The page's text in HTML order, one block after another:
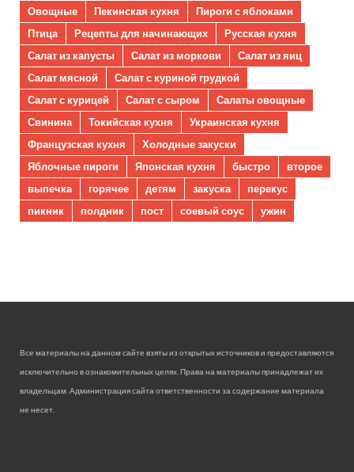
Овощные
Пекинская кухня
Пироги с яблоками
Птица
Рецепты для начинающих
Русская кухня
Салат из капусты
Салат из моркови
Салат из яиц
Салат мясной
Салат с куриной грудкой
Салат с курицей
Салат с сыром
Салаты овощные
Свинина
Токийская кухня
Украинская кухня
Французская кухня
Холодные закуски
Яблочные пироги
Японская кухня быстро
второе
выпечка
горячее детям закуска
перекус
пикник
полдник пост соевый соус ужин
Все материалы на данном сайте взяты из открытых источников и предоставляются
исключительно в ознакомительных целях. Права на материалы принадлежат их
владельцам. Администрация сайта ответственности за содержание материала
не несет.